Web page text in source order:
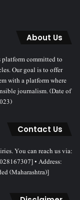
About Us
platform committed to
Our goal is to offer
with a platform where
journalism. (Date of
Contact Us
You can reach us via:
• Address:
(Maharashtra)]